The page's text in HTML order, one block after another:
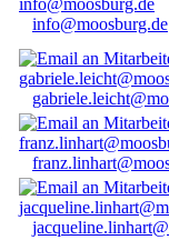
info@moosburg.de